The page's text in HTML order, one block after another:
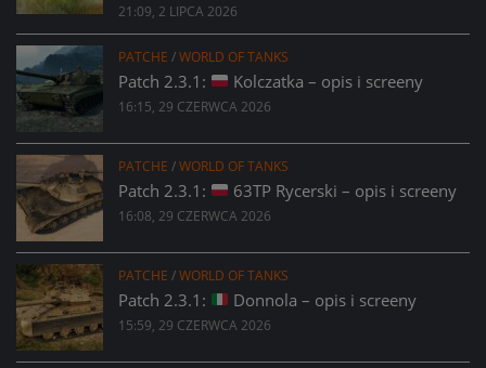
21:09, 2 LIPCA 2026
PATCHE /WORLD OF TANKS
Patch 2.3.1: Kolczatka – opis i screeny
16:15, 29 CZERWCA 2026
PATCHE /WORLD OF TANKS
Patch 2.3.1: 63TP Rycerski – opis i screeny
16:08, 29 CZERWCA 2026
PATCHE /WORLD OF TANKS
Patch 2.3.1: Donnola – opis i screeny
15:59, 29 CZERWCA 2026